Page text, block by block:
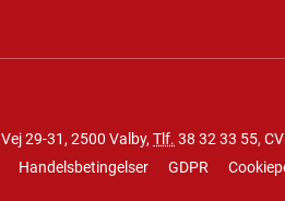
29-31, 2500 Valby, Tlf. 38 32 33 55,
Handelsbetingelser GDPR